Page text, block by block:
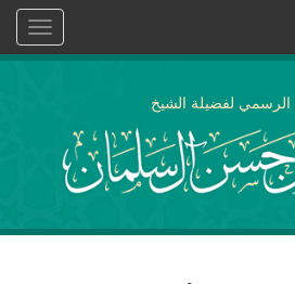
Toggle
الرسمي لفضيلة الشيخ